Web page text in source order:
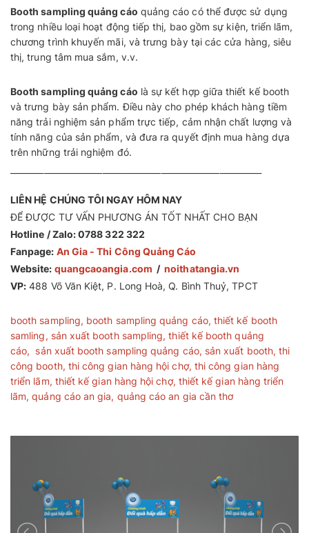
Booth sampling quảng cáo quảng cáo có thể được sử dụng
trong nhiều loại hoạt động tiếp thị, bao gồm sự kiện, triển lãm,
chương trình khuyến mãi, và trưng bày tại các cửa hàng, siêu
thị, trung tâm mua sắm, v.v.
Booth sampling quảng cáo là sự kết hợp giữa thiết kế booth
và trưng bày sản phẩm. Điều này cho phép khách hàng tiềm
năng trải nghiệm sản phẩm trực tiếp, cảm nhận chất lượng và
tính năng của sản phẩm, và đưa ra quyết định mua hàng dựa
trên những trải nghiệm đó.
LIÊN HỆ CHÚNG TÔI NGAY HÔM NAY
ĐỂ ĐƯỢC TƯ VẤN PHƯƠNG ÁN TỐT NHẤT CHO BẠN
Hotline / Zalo: 0788 322 322
Fanpage: An Gia - Thi Công Quảng Cáo
Website: quangcaoangia.com /noithatangia.vn
VP: 488 Võ Văn Kiệt, P. Long Hoà, Q. Bình Thuỷ, TPCT
booth sampling, booth sampling quảng cáo, thiết kế booth
samling, sản xuất booth sampling,thiết kế booth quảng
cáo, sản xuất booth sampling quảng cáo, sản xuất booth,thi
công booth, thi công gian hàng hội chợ, thi công gian hàng
triển lãm, thiết kế gian hàng hội chợ, thiết kế gian hàng triển
lãm,quảng cáo an gia, quảng cáo an gia cần thơ